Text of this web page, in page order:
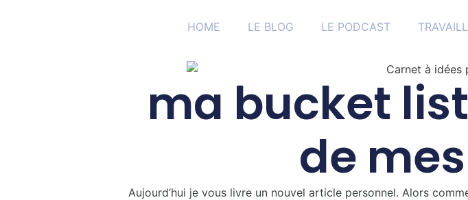
HOME LE BLOG LE PODCAST
ma bucket
de
Aujourd’hui je vous livre un nouvel article personnel. Alors